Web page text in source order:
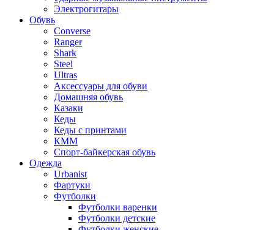
Электрогитары
Обувь
Converse
Ranger
Shark
Steel
Ultras
Аксессуары для обуви
Домашняя обувь
Казаки
Кеды
Кеды с принтами
КММ
Спорт-байкерская обувь
Одежда
Urbanist
Фартуки
Футболки
Футболки варенки
Футболки детские